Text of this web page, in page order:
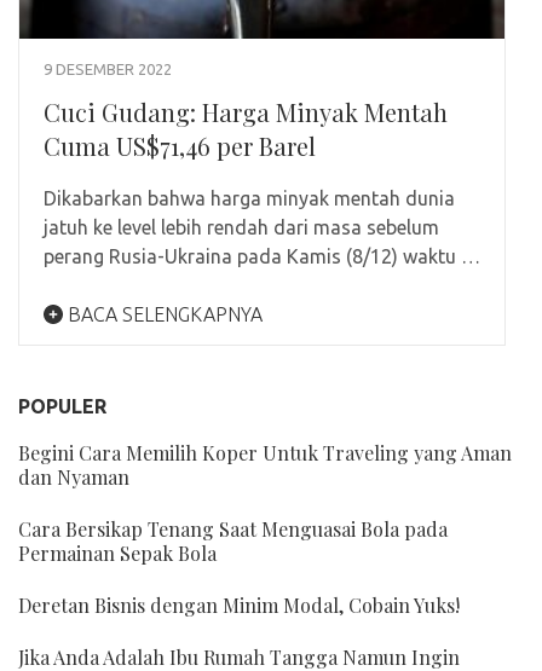
9 DESEMBER 2022
Cuci Gudang: Harga Minyak Mentah
Cuma US$71,46 per Barel
Dikabarkan bahwa harga minyak mentah dunia
jatuh ke level lebih rendah dari masa sebelum
perang Rusia-Ukraina pada Kamis (8/12) waktu …
BACA SELENGKAPNYA
POPULER
Begini Cara Memilih Koper Untuk Traveling yang Aman
dan Nyaman
Cara Bersikap Tenang Saat Menguasai Bola pada
Permainan Sepak Bola
Deretan Bisnis dengan Minim Modal, Cobain Yuks!
Jika Anda Adalah Ibu Rumah Tangga Namun Ingin